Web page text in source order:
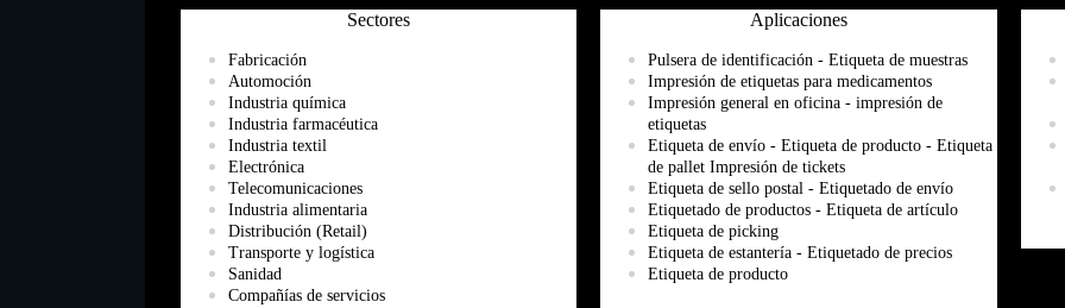
Sectores
Fabricación
Automoción
Industria química
Industria farmacéutica
Industria textil
Electrónica
Telecomunicaciones
Industria alimentaria
Distribución (Retail)
Transporte y logística
Sanidad
Compañías de servicios
Aplicaciones
Pulsera de identificación - Etiqueta de muestras
Impresión de etiquetas para medicamentos
Impresión general en oficina - impresión de
etiquetas
Etiqueta de envío - Etiqueta de producto - Etiqueta
de pallet Impresiónde tickets
Etiqueta de sello postal - Etiquetado de envío
Etiquetado de productos - Etiqueta de artículo
Etiqueta de picking
Etiqueta de estantería - Etiquetado de precios
Etiqueta de producto